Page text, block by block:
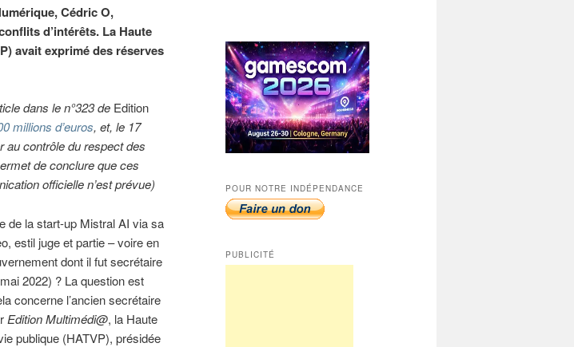
Cédric O,
d’intérêts. La Haute
avait exprimé des réserves
dans le n°323 de Edition
millions d’euros, et, le 17
au contrôle du respect des
de conclure que ces
officielle n’est prévue)
de la start-up Mistral AI via sa
estil juge et partie – voire en
dont il fut secrétaire
2022) ? La question est
concerne l’ancien secrétaire
Edition Multimédi@, la Haute
publique (HATVP), présidée
POUR NOTRE INDÉPENDANCE
PUBLICITÉ